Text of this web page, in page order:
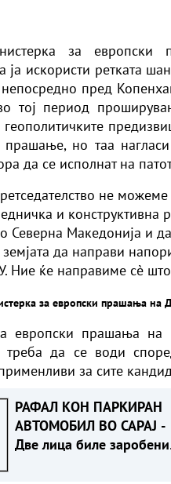
за
ја искористи ретката
пред
тој период
но таа
да се исполнат на
не
и конструктивна
Северна Македонија и
да направи
Ние ќе направиме сè
за европски прашања на
европски прашања на
треба да се води
за сите
РАФАЛ КОН ПАРКИРАН
АВТОМОБИЛ ВО САРАЈ -
Две лица биле заробени